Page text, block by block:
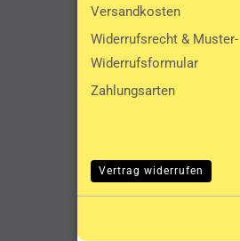
Versandkosten
Widerrufsrecht & Muster-
Widerrufsformular
Zahlungsarten
Vertrag widerrufen